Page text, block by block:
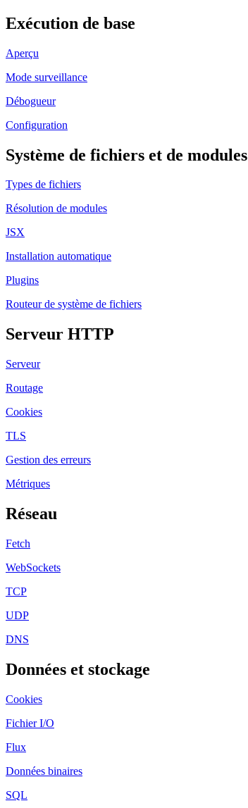
Exécution de base
Aperçu
Mode surveillance
Débogueur
Configuration
Système de fichiers et de modules
Types de fichiers
Résolution de modules
JSX
Installation automatique
Plugins
Routeur de système de fichiers
Serveur HTTP
Serveur
Routage
Cookies
TLS
Gestion des erreurs
Métriques
Réseau
Fetch
WebSockets
TCP
UDP
DNS
Données et stockage
Cookies
Fichier I/O
Flux
Données binaires
SQL